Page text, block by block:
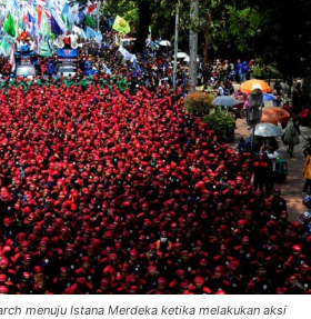
menuju Istana Merdeka ketika melakukan aksi